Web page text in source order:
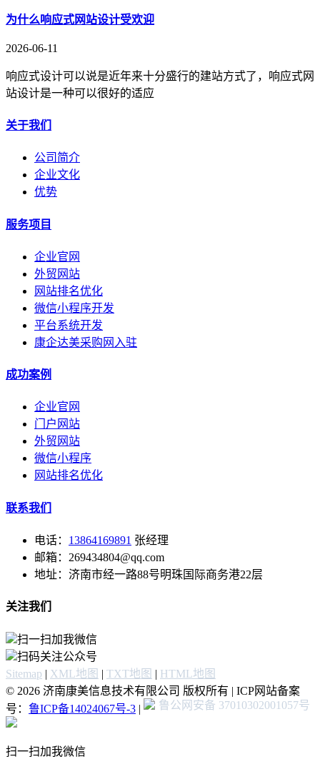
为什么响应式网站设计受欢迎
2026-06-11
响应式设计可以说是近年来十分盛行的建站方式了，响应式网
站设计是一种可以很好的适应
关于我们
公司简介
企业文化
优势
服务项目
企业官网
外贸网站
网站排名优化
微信小程序开发
平台系统开发
康企达美采购网入驻
成功案例
企业官网
门户网站
外贸网站
微信小程序
网站排名优化
联系我们
电话： 13864169891 张经理
邮箱：269434804@qq.com
地址：济南市经一路88号明珠国际商务港22层
关注我们
扫一扫加我微信
扫码关注公众号
Sitemap | XML地图 | TXT地图 | HTML地图
© 2026 济南康美信息技术有限公司 版权所有 | ICP网站备案
号： 鲁ICP备14024067号-3 | 鲁公网安备 37010302001057号
扫一扫加我微信